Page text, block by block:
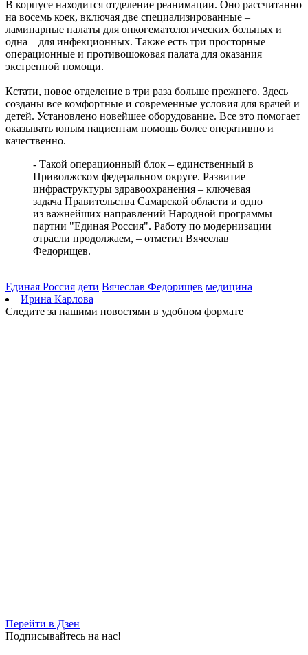
Днем физкультурника
08.08.2026 | 11:05
Два человека погибли в столкновении моторной лодки и
катера в Самарской области
08.08.2026 | 10:35
Народные приметы на 9 августа 2026 года: что нельзя делать в
этот день
08.08.2026 | 10:27
Где в Самаре отключат холодную воду 8 августа: список
адресов
08.08.2026 | 10:15
августа
08.08.2026 | 09:54
Кардиолог Алексей Алексеенко рассказал, как снизить риски
для здоровья в жару
08.08.2026 | 09:07
8 августа вражеские БПЛА атаковали промышленное
предприятие в Самарской области
08.08.2026 | 09:02
В корпусе находится отделение реанимации. Оно рассчитанно
на восемь коек, включая две специализированные –
ламинарные палаты для онкогематологических больных и
одна – для инфекционных. Также есть три просторные
операционные и противошоковая палата для оказания
экстренной помощи.
Кстати, новое отделение в три раза больше прежнего. Здесь
созданы все комфортные и современные условия для врачей и
детей. Установлено новейшее оборудование. Все это помогает
оказывать юным пациентам помощь более оперативно и
качественно.
- Такой операционный блок – единственный в
Приволжском федеральном округе. Развитие
инфраструктуры здравоохранения – ключевая
задача Правительства Самарской области и одно
из важнейших направлений Народной программы
партии "Единая Россия". Работу по модернизации
отрасли продолжаем, – отметил Вячеслав
Федорищев.
Единая Россия дети Вячеслав Федорищев медицина
Ирина Карлова
Следите за нашими новостями в удобном формате
Перейти в Дзен
Подписывайтесь на нас!